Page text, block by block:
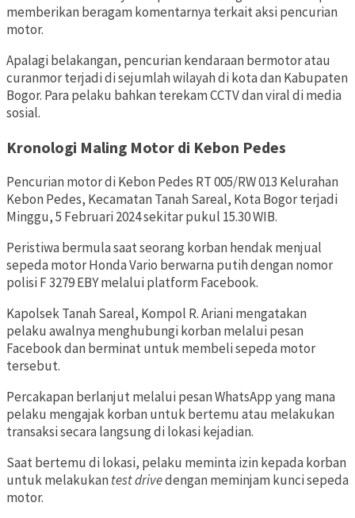
memberikan beragam komentarnya terkait aksi pencurian
motor.
Apalagi belakangan, pencurian kendaraan bermotor atau
curanmor terjadi di sejumlah wilayah di kota dan Kabupaten
Bogor. Para pelaku bahkan terekam CCTV dan viral di media
sosial.
Kronologi Maling Motor di Kebon Pedes
Pencurian motor di Kebon Pedes RT 005/RW 013 Kelurahan
Kebon Pedes, Kecamatan Tanah Sareal, Kota Bogor terjadi
Minggu, 5 Februari 2024 sekitar pukul 15.30 WIB.
Peristiwa bermula saat seorang korban hendak menjual
sepeda motor Honda Vario berwarna putih dengan nomor
polisi F 3279 EBY melalui platform Facebook.
Kapolsek Tanah Sareal, Kompol R. Ariani mengatakan
pelaku awalnya menghubungi korban melalui pesan
Facebook dan berminat untuk membeli sepeda motor
tersebut.
Percakapan berlanjut melalui pesan WhatsApp yang mana
pelaku mengajak korban untuk bertemu atau melakukan
transaksi secara langsung di lokasi kejadian.
Saat bertemu di lokasi, pelaku meminta izin kepada korban
untuk melakukantest drivedengan meminjam kunci sepeda
motor.